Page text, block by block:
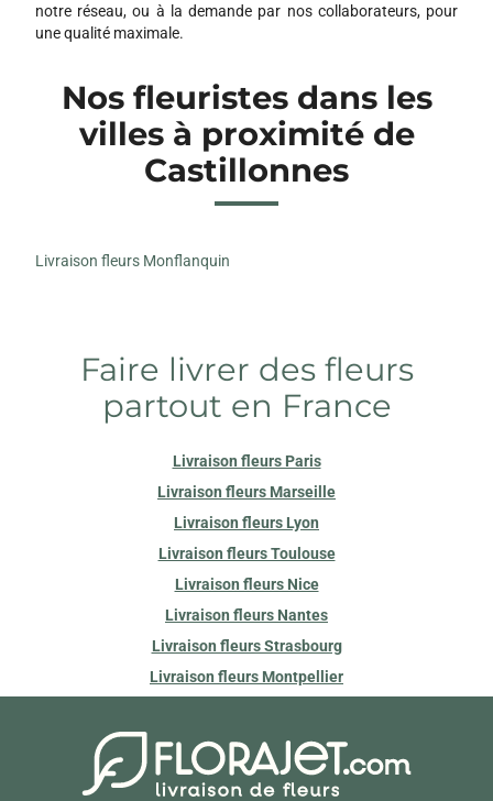
notre réseau, ou à la demande par nos collaborateurs, pour
une qualité maximale.
Nos fleuristes dans les
villes à proximité de
Castillonnes
Livraison fleurs Monflanquin
Faire livrer des fleurs
partout en France
Livraison fleurs Paris
Livraison fleurs Marseille
Livraison fleurs Lyon
Livraison fleurs Toulouse
Livraison fleurs Nice
Livraison fleurs Nantes
Livraison fleurs Strasbourg
Livraison fleurs Montpellier